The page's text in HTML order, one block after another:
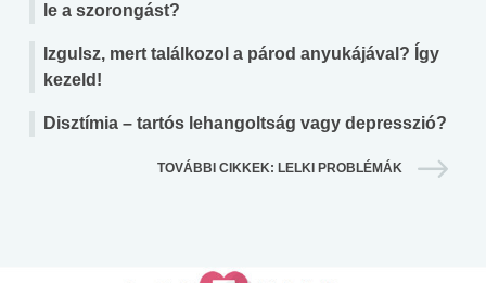
le a szorongást?
Izgulsz, mert találkozol a párod anyukájával? Így
kezeld!
Disztímia – tartós lehangoltság vagy depresszió?
TOVÁBBI CIKKEK: LELKI PROBLÉMÁK